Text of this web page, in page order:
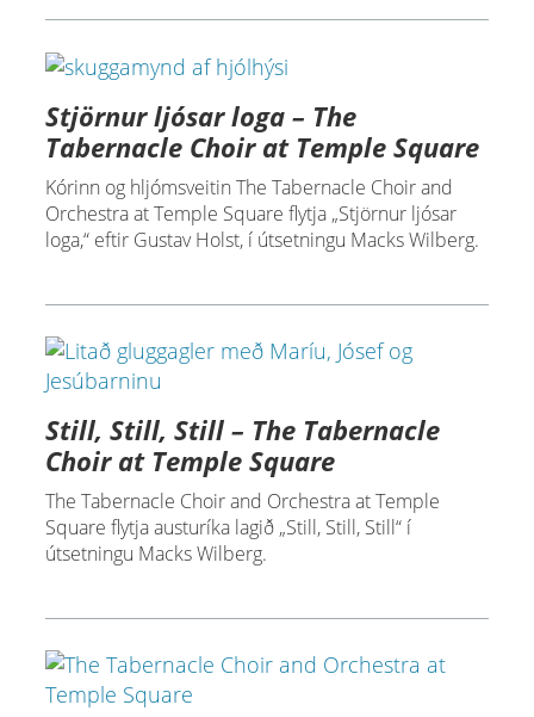
Stjörnur ljósar loga – The
Tabernacle Choir at Temple Square
Kórinn og hljómsveitin The Tabernacle Choir and
Orchestra at Temple Square flytja „Stjörnur ljósar
loga,“ eftir Gustav Holst, í útsetningu Macks Wilberg.
Still, Still, Still – The Tabernacle
Choir at Temple Square
The Tabernacle Choir and Orchestra at Temple
Square flytja austuríka lagið „Still, Still, Still“ í
útsetningu Macks Wilberg.